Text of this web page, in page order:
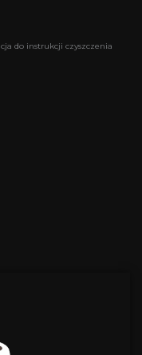
do instrukcji czyszczenia